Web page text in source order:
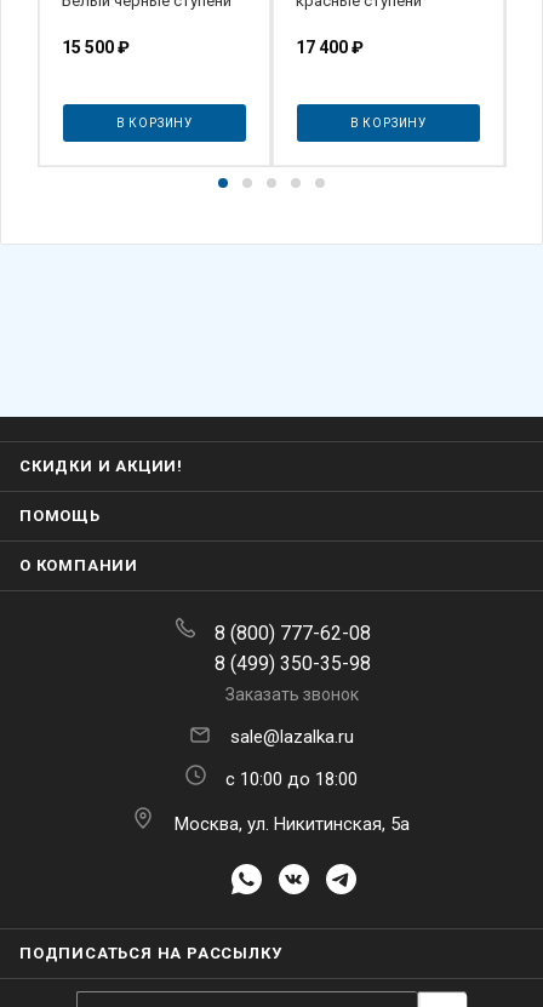
15 500₽
В КОРЗИНУ
17 400₽
В КОРЗИНУ
СКИДКИ И АКЦИИ!
ПОМОЩЬ
О КОМПАНИИ
8 (800) 777-62-08
8 (499) 350-35-98
Заказать звонок
sale@lazalka.ru
с 10:00 до 18:00
Москва, ул. Никитинская, 5а
ПОДПИСАТЬСЯ НА РАССЫЛКУ